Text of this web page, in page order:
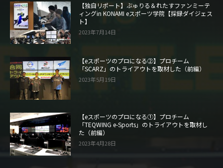
【独自リポート】ぶゅりる＆れたすファンミーテ
ィングin KONAMI eスポーツ学院【採録ダイジェス
ト】
2023年7月14日
【eスポーツのプロになる②】プロチーム
「SCARZ」のトライアウトを取材した（前編）
2023年5月19日
【eスポーツのプロになる①】プロチーム
「TEQWING e-Sports」のトライアウトを取材し
た（前編）
2023年4月28日